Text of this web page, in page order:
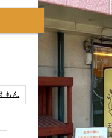
もん